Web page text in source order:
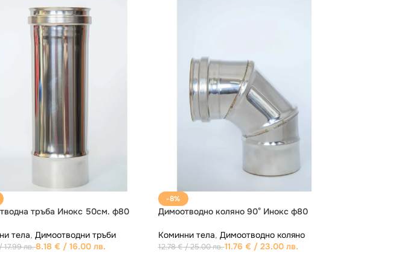
Димоотводнa тръбa Инокс 20см. ф80
Коминни тела, Димоотводни тръби
6.14€/ 12.01 лв. 5.62€/ 10.99 лв.
Димоотводнa тръбa Инокс 1м. ф80
Коминни тела, Димоотводни тръби
15.34€/ 30.00 лв.13.80€ / 26.99 лв.